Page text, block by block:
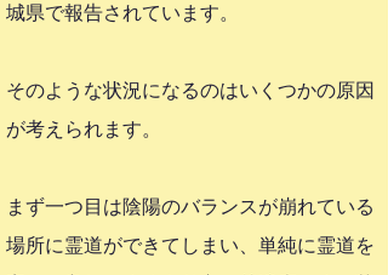
城県で報告されています。
そのような状況になるのはいくつかの原因
が考えられます。
まず一つ目は陰陽のバランスが崩れている
場所に霊道ができてしまい、単純に霊道を